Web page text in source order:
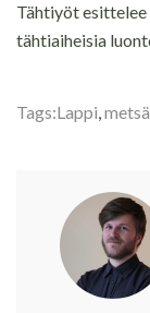
Tähtiyöt esittelee
tähtiaiheisia
Tags:Lappi,metsä